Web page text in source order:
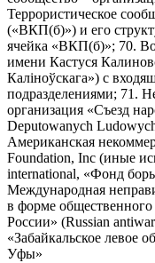
Террористическое
(«ВКП(б)») и его
ячейка «ВКП(б)»; 70.
имени Кастуся
Калiноўскага») с
подразделениями; 71.
организация «Съезд
Deputowanych
Американская
Foundation, Inc (иные
international, «Фонд
Международная
в форме
России» (Russian
«Забайкальское левое
Уфы»